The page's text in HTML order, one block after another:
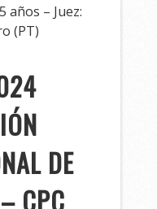
años – Juez:
(PT)
DE
CPC